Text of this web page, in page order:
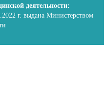
деятельности:
г. выдана Министерством